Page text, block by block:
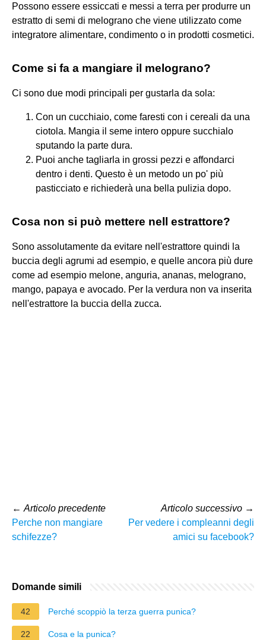
Possono essere essiccati e messi a terra per produrre un
estratto di semi di melograno che viene utilizzato come
integratore alimentare, condimento o in prodotti cosmetici.
Come si fa a mangiare il melograno?
Ci sono due modi principali per gustarla da sola:
Con un cucchiaio, come faresti con i cereali da una
ciotola. Mangia il seme intero oppure succhialo
sputando la parte dura.
Puoi anche tagliarla in grossi pezzi e affondarci
dentro i denti. Questo è un metodo un po' più
pasticciato e richiederà una bella pulizia dopo.
Cosa non si può mettere nell estrattore?
Sono assolutamente da evitare nell'estrattore quindi la
buccia degli agrumi ad esempio, e quelle ancora più dure
come ad esempio melone, anguria, ananas, melograno,
mango, papaya e avocado. Per la verdura non va inserita
nell'estrattore la buccia della zucca.
← Articolo precedente
Perche non mangiare
schifezze?
Articolo successivo →
Per vedere i compleanni degli
amici su facebook?
Domande simili
42 Perché scoppiò la terza guerra punica?
22 Cosa e la punica?